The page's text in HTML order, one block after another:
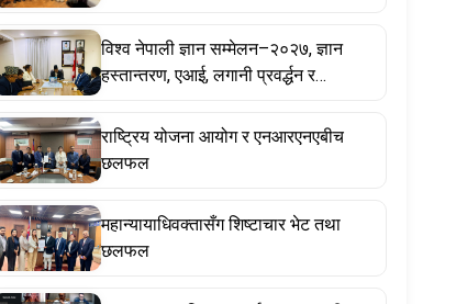
प्रतिबद्धता
विश्व नेपाली ज्ञान सम्मेलन–२०२७, ज्ञान
हस्तान्तरण, एआई, लगानी प्रवर्द्धन र
छलफल
राष्ट्रिय योजना आयोग र एनआरएनएबीच
छलफल
महान्यायाधिवक्तासँग शिष्टाचार भेट तथा
छलफल